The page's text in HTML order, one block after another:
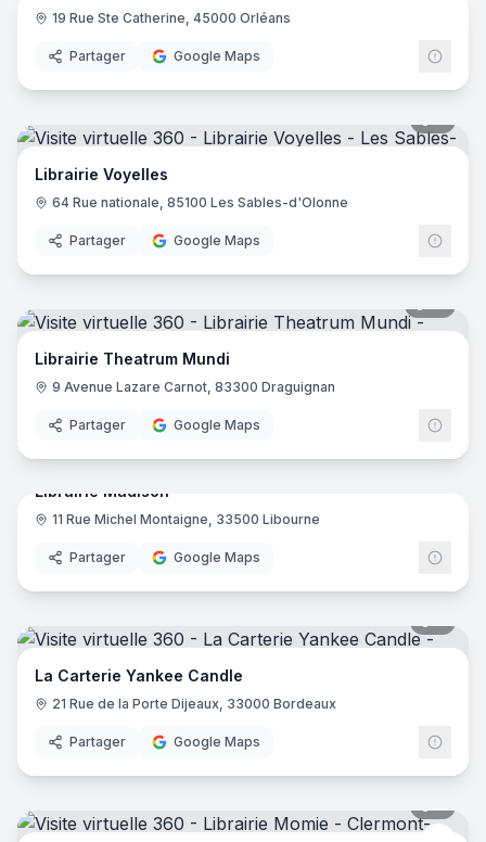
19 Rue Ste Catherine, 45000 Orléans
Partager Google Maps
Librairie Voyelles
64 Rue nationale, 85100 Les Sables-d'Olonne
Partager Google Maps
Librairie Theatrum Mundi
9 Avenue Lazare Carnot, 83300 Draguignan
Partager Google Maps
17
Librairie Madison
11 Rue Michel Montaigne, 33500 Libourne
Partager Google Maps
La Carterie Yankee Candle
21 Rue de la Porte Dijeaux, 33000 Bordeaux
Partager Google Maps